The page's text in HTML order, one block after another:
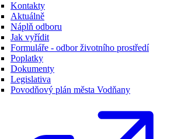
Kontakty
Aktuálně
Náplň odboru
Jak vyřídit
Formuláře - odbor životního prostředí
Poplatky
Dokumenty
Legislativa
Povodňový plán města Vodňany